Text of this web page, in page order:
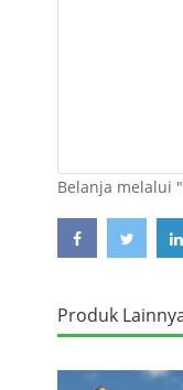
Belanja melalui "